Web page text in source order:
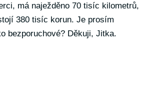
má naježděno 70 tisíc kilometrů,
380 tisíc korun. Je prosím
bezporuchové? Děkuji, Jitka.